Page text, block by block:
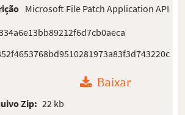
Microsoft File Patch Application API
Baixar
Zip: 22 kb